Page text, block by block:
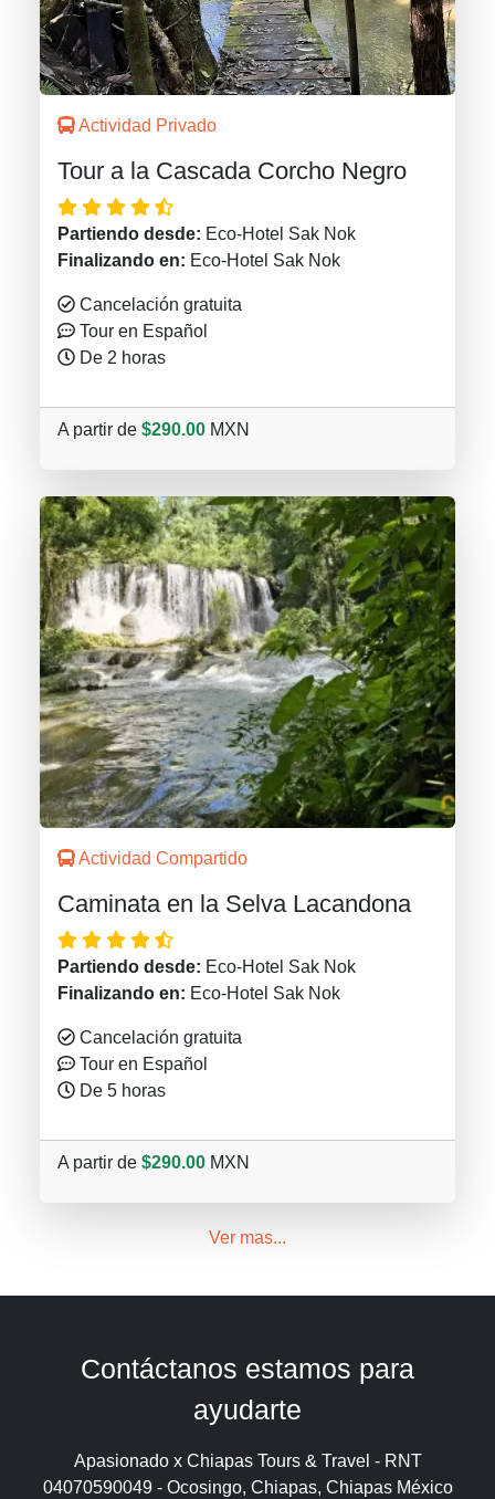
Actividad Privado
Tour a la Cascada Corcho Negro
Partiendo desde: Eco-Hotel Sak Nok
Finalizando en: Eco-Hotel Sak Nok
Cancelación gratuita
Tour en Español
De 2 horas
A partir de $290.00 MXN
Actividad Compartido
Caminata en la Selva Lacandona
Partiendo desde: Eco-Hotel Sak Nok
Finalizando en: Eco-Hotel Sak Nok
Cancelación gratuita
Tour en Español
De 5 horas
A partir de $290.00 MXN
Ver mas...
Contáctanos estamos para
ayudarte
Apasionado x Chiapas Tours & Travel - RNT
04070590049 - Ocosingo, Chiapas, Chiapas México